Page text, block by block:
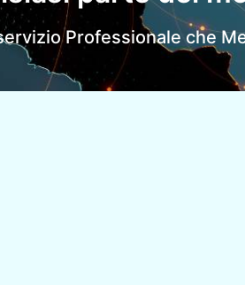
Professionale che